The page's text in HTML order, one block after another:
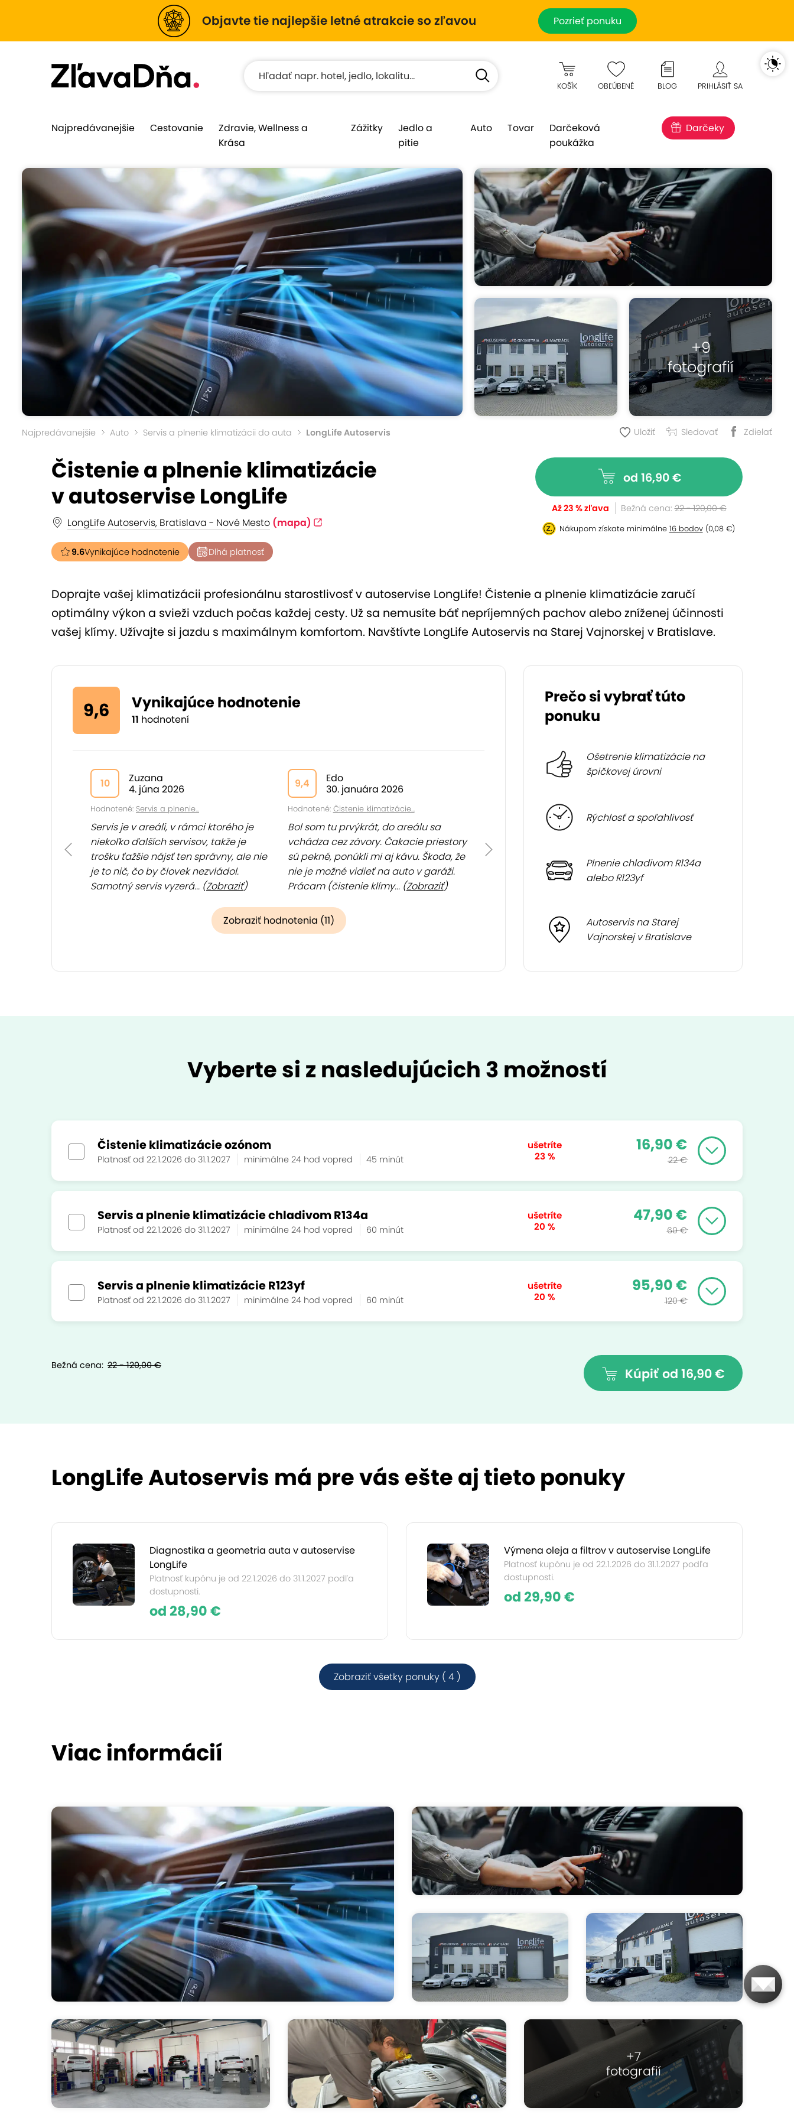
Objavte tie najlepšie letné atrakcie so zľavou Pozrieť ponuku
KOŠÍK OBĽÚBENÉ BLOG PRIHLÁSIŤ SA
Najpredávanejšie Cestovanie
Zdravie, Wellness a
Krása
Zážitky
Jedlo a
pitie
Auto Tovar
Darčeková
poukážka
Darčeky
+9
fotografií
Najpredávanejšie Auto Servis a plnenie klimatizácii do auta LongLife Autoservis Uložiť Sledovať Zdielať
Čistenie a plnenie klimatizácie
v autoservise LongLife
LongLife Autoservis, Bratislava - Nové Mesto (mapa)
9.6Vynikajúce hodnotenie Dlhá platnosť
od 16,90 €
Až 23 % zľava Bežná cena: 22 - 120,00 €
Nákupom získate minimálne 16 bodov(0,08 €)
Doprajte vašej klimatizácii profesionálnu starostlivosť v autoservise LongLife! Čistenie a plnenie klimatizácie zaručí
optimálny výkon a svieži vzduch počas každej cesty. Už sa nemusíte báť nepríjemných pachov alebo zníženej účinnosti
vašej klímy. Užívajte si jazdu s maximálnym komfortom. Navštívte LongLife Autoservis na Starej Vajnorskej v Bratislave.
9,6 Vynikajúce hodnotenie
11 hodnotení
10
Zuzana
4. júna 2026
Hodnotené: Servis a plnenie...
Servis je v areáli, v rámci ktorého je
niekoľko ďalších servisov, takže je
trošku ťažšie nájsť ten správny, ale nie
je to nič, čo by človek nezvládol.
Samotný servis vyzerá... (Zobraziť)
9,4
Edo
30. januára 2026
Hodnotené: Čistenie klimatizácie...
Bol som tu prvýkrát, do areálu sa
vchádza cez závory. Čakacie priestory
sú pekné, ponúkli mi aj kávu. Škoda, že
nie je možné vidieť na auto v garáži.
Prácam (čistenie klímy... (Zobraziť)
Zobraziť hodnotenia (11)
Prečo si vybrať túto
ponuku
Ošetrenie klimatizácie na
špičkovej úrovni
Rýchlosť a spoľahlivosť
Plnenie chladivom R134a
alebo R123yf
Autoservis na Starej
Vajnorskej v Bratislave
Vyberte si z nasledujúcich 3 možností
Čistenie klimatizácie ozónom
Platnosť od 22.1.2026 do 31.1.2027 minimálne 24 hod vopred 45 minút
ušetríte
23 %
16,90 €
22 €
Servis a plnenie klimatizácie chladivom R134a
Platnosť od 22.1.2026 do 31.1.2027 minimálne 24 hod vopred 60 minút
ušetríte
20 %
47,90 €
60 €
Servis a plnenie klimatizácie R123yf
Platnosť od 22.1.2026 do 31.1.2027 minimálne 24 hod vopred 60 minút
ušetríte
20 %
95,90 €
120 €
Kúpiť od 16,90 €
Bežná cena: 22 - 120,00 €
LongLife Autoservis má pre vás ešte aj tieto ponuky
Diagnostika a geometria auta v autoservise
LongLife
Platnosť kupónu je od 22.1.2026 do 31.1.2027 podľa
dostupnosti.
od 28,90 €
Výmena oleja a filtrov v autoservise LongLife
Platnosť kupónu je od 22.1.2026 do 31.1.2027 podľa
dostupnosti.
od 29,90 €
Zobraziť všetky ponuky ( 4 )
Viac informácií
+7
fotografií